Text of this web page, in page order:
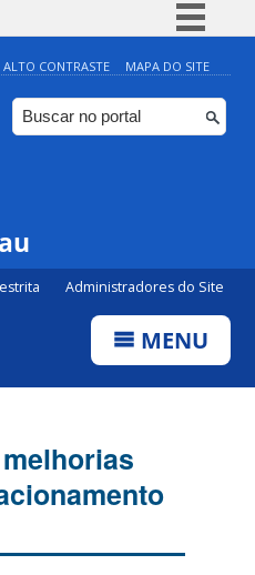
Simplifique!
Comunica BR
Participe
ALTO CONTRASTE MAPA DO SITE
Administradores do Site
MENU